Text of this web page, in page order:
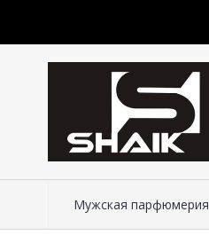
Мужская парфюмерия